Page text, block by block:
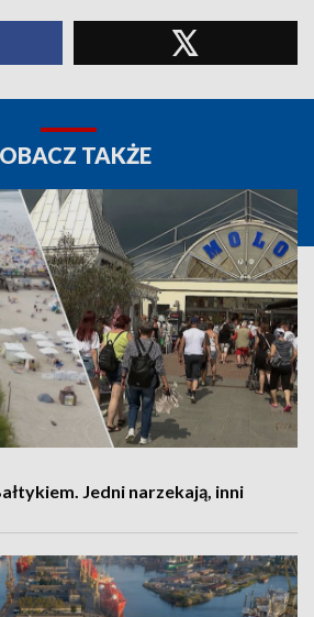
TAKŻE
Jedni narzekają, inni